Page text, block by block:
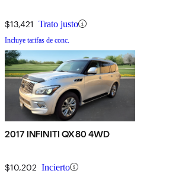
$13,421 Trato justo
Incluye tarifas de conc.
2017 INFINITI QX80 4WD
$10,202 Incierto